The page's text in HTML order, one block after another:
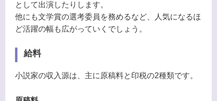
として出演したりします。
他にも文学賞の選考委員を務めるなど、人気になるほ
ど活躍の幅も広がっていくでしょう。
給料
小説家の収入源は、主に原稿料と印税の2種類です。